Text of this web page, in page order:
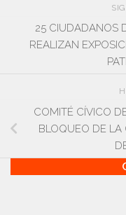
25 CIUDADANOS
REALIZAN
COMITÉ CÍVICO
BLOQUEO DE LA